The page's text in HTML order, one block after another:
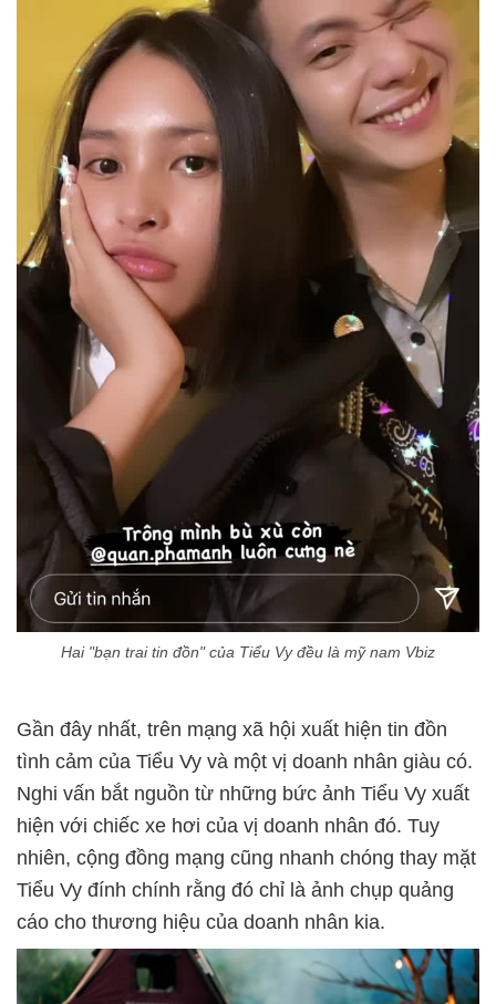
Hai "bạn trai tin đồn" của Tiểu Vy đều là mỹ nam Vbiz
Gần đây nhất, trên mạng xã hội xuất hiện tin đồn
tình cảm của Tiểu Vy và một vị doanh nhân giàu có.
Nghi vấn bắt nguồn từ những bức ảnh Tiểu Vy xuất
hiện với chiếc xe hơi của vị doanh nhân đó. Tuy
nhiên, cộng đồng mạng cũng nhanh chóng thay mặt
Tiểu Vy đính chính rằng đó chỉ là ảnh chụp quảng
cáo cho thương hiệu của doanh nhân kia.